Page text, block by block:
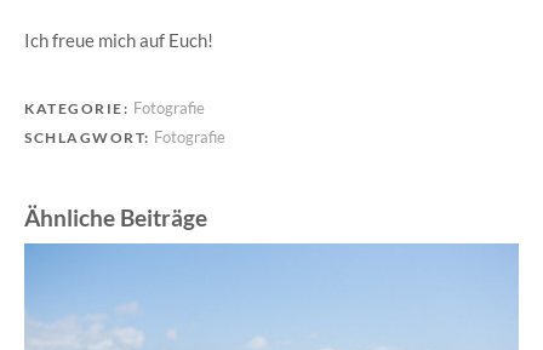
Ich freue mich auf Euch!
KATEGORIE: Fotografie
SCHLAGWORT: Fotografie
Ähnliche Beiträge